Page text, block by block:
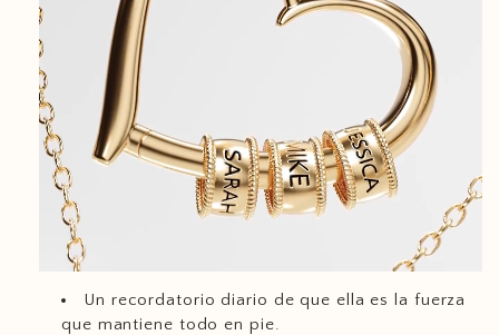
Un recordatorio diario de que ella es la fuerza
que mantiene todo en pie.